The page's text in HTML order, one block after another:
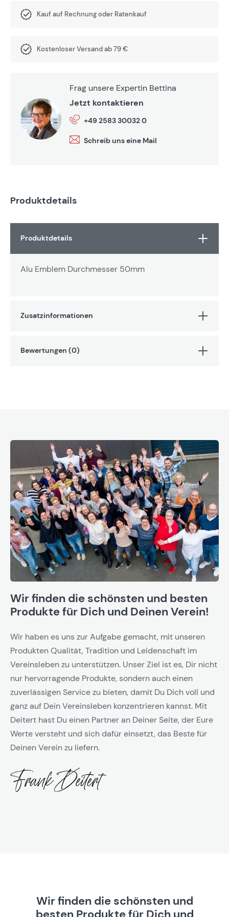
Kauf auf Rechnung oder Ratenkauf
Kostenloser Versand ab 79 €
Frag unsere Expertin Bettina
Jetzt kontaktieren
+49 2583 30032 0
Schreib uns eine Mail
Produktdetails
Produktdetails
Alu Emblem Durchmesser 50mm
Zusatzinformationen
Bewertungen (0)
Wir finden die schönsten und besten
Produkte für Dich und Deinen Verein!
Wir haben es uns zur Aufgabe gemacht, mit unseren
Produkten Qualität, Tradition und Leidenschaft im
Vereinsleben zu unterstützen. Unser Ziel ist es, Dir nicht
nur hervorragende Produkte, sondern auch einen
zuverlässigen Service zu bieten, damit Du Dich voll und
ganz auf Dein Vereinsleben konzentrieren kannst. Mit
Deitert hast Du einen Partner an Deiner Seite, der Eure
Werte versteht und sich dafür einsetzt, das Beste für
Deinen Verein zu liefern.
Wir finden die schönsten und